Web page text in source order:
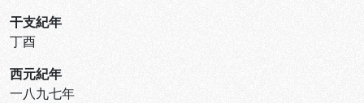
干支紀年
丁酉
西元紀年
一八九七年